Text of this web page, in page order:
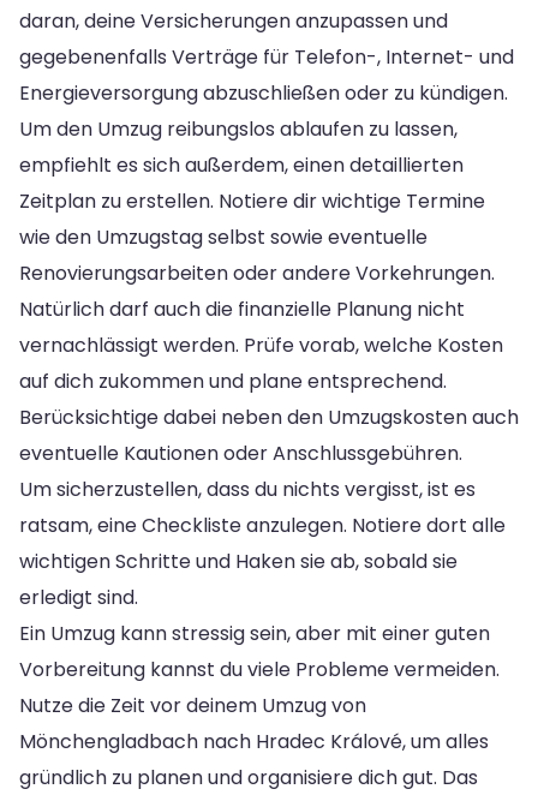
daran, deine Versicherungen anzupassen und
gegebenenfalls Verträge für Telefon-, Internet- und
Energieversorgung abzuschließen oder zu kündigen.
Um den Umzug reibungslos ablaufen zu lassen,
empfiehlt es sich außerdem, einen detaillierten
Zeitplan zu erstellen. Notiere dir wichtige Termine
wie den Umzugstag selbst sowie eventuelle
Renovierungsarbeiten oder andere Vorkehrungen.
Natürlich darf auch die finanzielle Planung nicht
vernachlässigt werden. Prüfe vorab, welche Kosten
auf dich zukommen und plane entsprechend.
Berücksichtige dabei neben den Umzugskosten auch
eventuelle Kautionen oder Anschlussgebühren.
Um sicherzustellen, dass du nichts vergisst, ist es
ratsam, eine Checkliste anzulegen. Notiere dort alle
wichtigen Schritte und Haken sie ab, sobald sie
erledigt sind.
Ein Umzug kann stressig sein, aber mit einer guten
Vorbereitung kannst du viele Probleme vermeiden.
Nutze die Zeit vor deinem Umzug von
Mönchengladbach nach Hradec Králové, um alles
gründlich zu planen und organisiere dich gut. Das